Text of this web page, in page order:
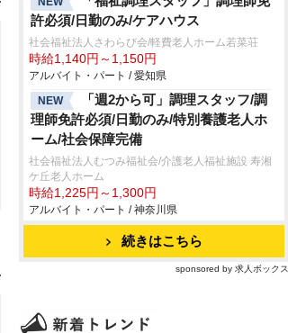
許必須/日勤のみ/ケアハウス
社会福祉法人さわらび会/軽費老人ホーム若菜荘
時給1,140円～1,150円
アルバイト・パート / 愛知県
NEW
「週2から可」調理スタッフ/調
理師免許必須/日勤のみ/特別養護老人ホ
ーム/社会保障完備
社会福祉法人むつみ福祉会/介護老人福祉施設 寿湘
ケ丘老人ホーム
時給1,225円～1,300円
アルバイト・パート / 神奈川県
続きはこちら
sponsored by 求人ボックス